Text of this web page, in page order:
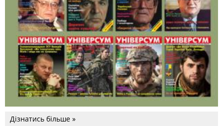
Дізнатись більше »